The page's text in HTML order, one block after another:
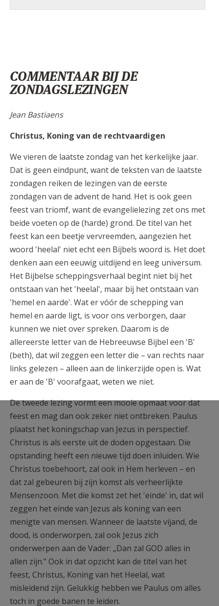
COMMENTAAR BIJ DE
ZONDAGSLEZINGEN
Jean Bastiaens
Christus, Koning van de rechtvaardigen
We vieren de laatste zondag van het kerkelijke jaar.
Dat is geen eindpunt, want de teksten van de laatste
zondagen reiken de lezingen van de eerste
zondagen van de advent de hand. Het is ook geen
feest van triomf, want de evangelielezing zet ons met
beide voeten op de (harde) grond. De titel van het
feest kan een beetje vervreemden, aangezien het
woord 'heelal' niet echt een Bijbels woord is. Het doet
denken aan een eeuwig uitdijend en leeg universum.
Het Bijbelse scheppingsverhaal begint niet bij het
ontstaan van het 'heelal', maar bij het ontstaan van
'hemel en aarde'. Wat er vóór de schepping van
hemel en aarde ligt, is voor ons verborgen, daar
kunnen we niet over spreken. Daarom is de
allereerste letter van de Hebreeuwse Bijbel een 'B'
(beth), dat wil zeggen een letter die – van rechts naar
links gelezen – alleen aan de linkerzijde open is. Wat
er aan de 'B' voorafgaat, weten we niet.
De tweede lezing vormt een mooie opmaat voor dat
feest en mag dan ook zeker niet ontbreken. Paulus
plaatst het koningschap van Jezus in perspectief.
Christus is als eerste uit de doden opgestaan. Die
opstanding heeft een nieuwe tijd doen inluiden. Wie
Christus toebehoort, zal ook in Hem herleven – en
dat zal gebeuren bij zijn komst als verheerlijkte
Mensenzoon. Met die komst zet het 'einde' in, dat wil
zeggen het einde van Jezus als koning van een
menigte van mensen. Wanneer de laatste vijand, de
dood, is onderworpen, zal ook Jezus zich
onderwerpen aan de Vader: „Dan zal GOD alles in
allen zijn." Ook in dat opzicht kan de titel van het
feest, Christus, Koning van het Heelal, wat
misleidend zijn. Gelukkig hebben we Paulus om alles
toch in goede banen te leiden.